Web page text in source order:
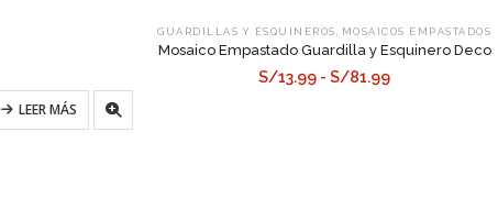
GUARDILLAS Y ESQUINEROS MOSAICOS EMPASTADOS
Mosaico Empastado Guardilla y Esquinero Deco
S/13.99 - S/81.99
LEER MÁS